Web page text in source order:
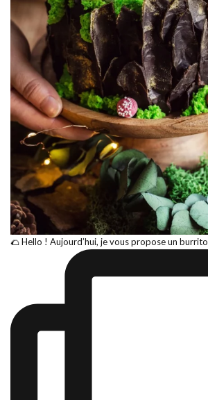
🌮 Hello ! Aujourd’hui, je vous propose un burrito